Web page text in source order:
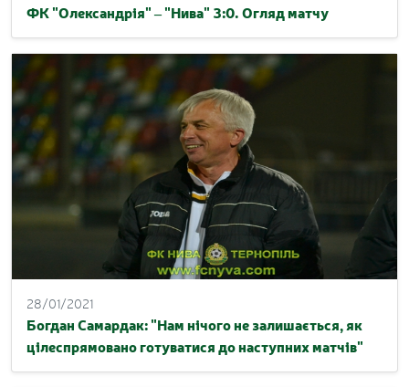
ФК "Олександрія" – "Нива" 3:0. Огляд матчу
28/01/2021
Богдан Самардак: "Нам нічого не залишається, як
цілеспрямовано готуватися до наступних матчів"